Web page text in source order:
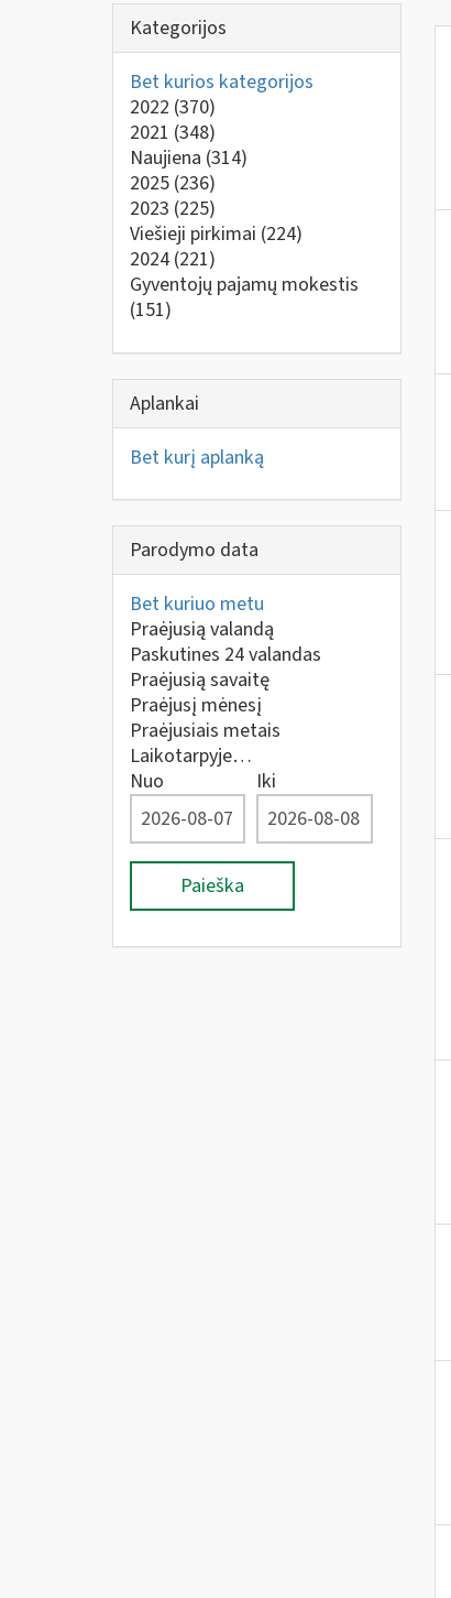
Kategorijos
Bet kurios kategorijos
2022 (370)
2021 (348)
Naujiena (314)
2025 (236)
2023 (225)
Viešieji pirkimai (224)
2024 (221)
Gyventojų pajamų mokestis
(151)
Aplankai
Bet kurį aplanką
Parodymo data
Bet kuriuo metu
Praėjusią valandą
Paskutines 24 valandas
Praėjusią savaitę
Praėjusį mėnesį
Praėjusiais metais
Laikotarpyje…
Nuo
Iki
Paieška